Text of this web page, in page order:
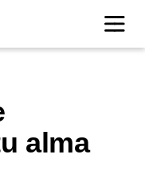
alma